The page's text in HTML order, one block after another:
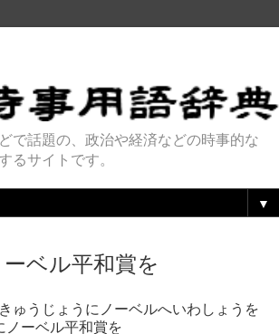
で話題の、政治や経済などの時事的な
るサイトです。
▼
ベル平和賞を
ゅうじょうにノーベルへいわしょうを
ノーベル平和賞を